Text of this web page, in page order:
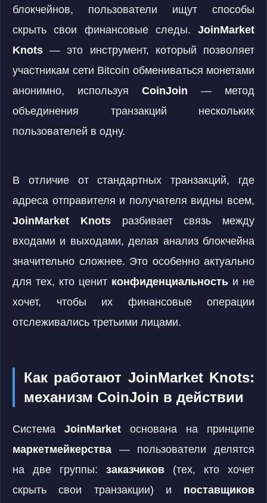
блокчейнов, пользователи ищут способы
скрыть свои финансовые следы. JoinMarket
Knots — это инструмент, который позволяет
участникам сети Bitcoin обмениваться монетами
анонимно, используя CoinJoin — метод
объединения транзакций нескольких
пользователей в одну.
В отличие от стандартных транзакций, где
адреса отправителя и получателя видны всем,
JoinMarket Knotsразбивает связь между
входами и выходами, делая анализ блокчейна
значительно сложнее. Это особенно актуально
для тех, кто ценит конфиденциальность и не
хочет, чтобы их финансовые операции
отслеживались третьими лицами.
Как работают JoinMarket Knots:
механизм CoinJoin в действии
Система JoinMarket основана на принципе
маркетмейкерства — пользователи делятся
на две группы: заказчиков (тех, кто хочет
скрыть свои транзакции) и поставщиков